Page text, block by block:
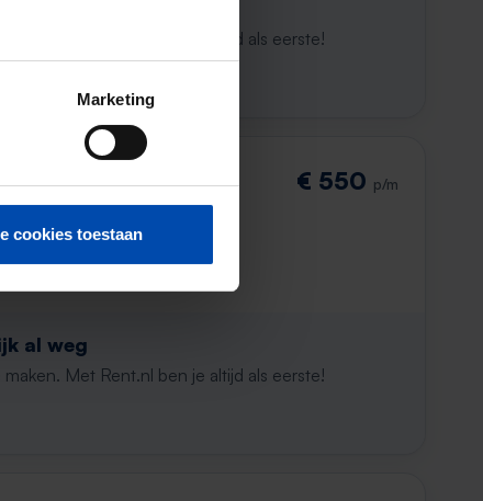
Marketing
cookies toestaan
Met Rent.nl ben je altijd als eerste!
€ 550 p/m
al weg
Met Rent.nl ben je altijd als eerste!